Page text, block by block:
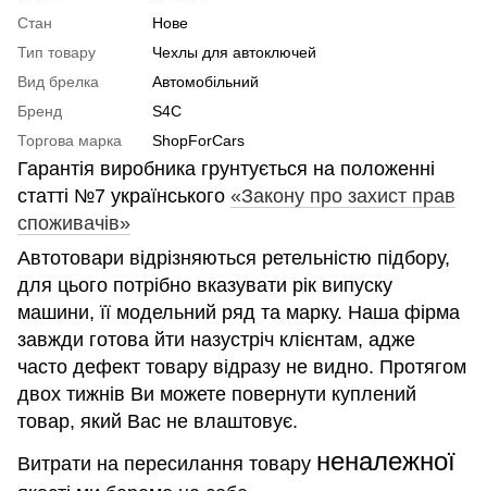
Стан
Нове
Тип товару
Чехлы для автоключей
Вид брелка
Автомобільний
Бренд
S4C
Торгова марка
ShopForCars
Гарантія виробника грунтується на положенні
статті №7 українського «Закону про захист прав
споживачів»
Автотовари відрізняються ретельністю підбору,
для цього потрібно вказувати рік випуску
машини, її модельний ряд та марку. Наша фірма
завжди готова йти назустріч клієнтам, адже
часто дефект товару відразу не видно. Протягом
двох тижнів Ви можете повернути куплений
товар, який Вас не влаштовує.
Витрати на пересилання товару неналежної